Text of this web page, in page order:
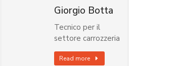
Giorgio Botta
Tecnico per il
settore carrozzeria
Read more